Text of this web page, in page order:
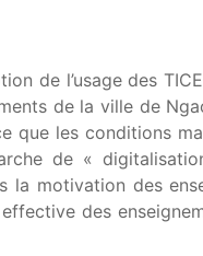
de l’usage des
de la ville de
que les conditions
de «
la motivation des
des